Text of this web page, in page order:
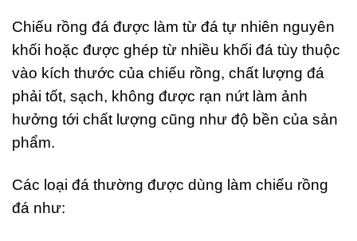
Chiếu rồng đá được làm từ đá tự nhiên nguyên
khối hoặc được ghép từ nhiều khối đá tùy thuộc
vào kích thước của chiếu rồng, chất lượng đá
phải tốt, sạch, không được rạn nứt làm ảnh
hưởng tới chất lượng cũng như độ bền của sản
phẩm.
Các loại đá thường được dùng làm chiếu rồng
đá như: